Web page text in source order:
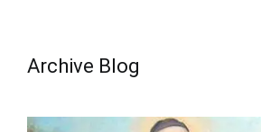
Archive Blog